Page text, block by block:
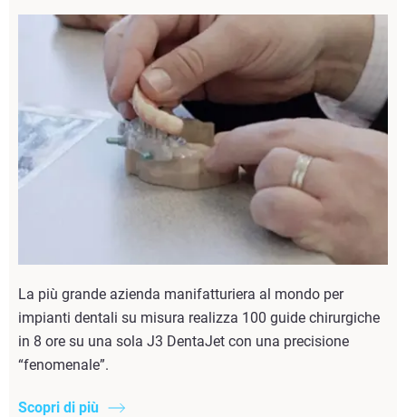
La più grande azienda manifatturiera al mondo per
impianti dentali su misura realizza 100 guide chirurgiche
in 8 ore su una sola J3 DentaJet con una precisione
“fenomenale”.
Scopri di più